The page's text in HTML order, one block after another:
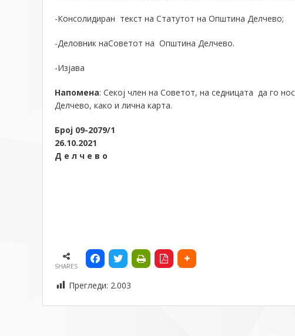
-Консолидиран текст на Статутот на Општина Делчево;
-Деловник наСоветот на Општина Делчево.
-Изјава
Напомена: Секој член на Советот, на седницата да го
Делчево, како и лична карта.
Број 09-2079/1
26.10.2021
Д е л ч е в о
SHARES
Прегледи: 2.003